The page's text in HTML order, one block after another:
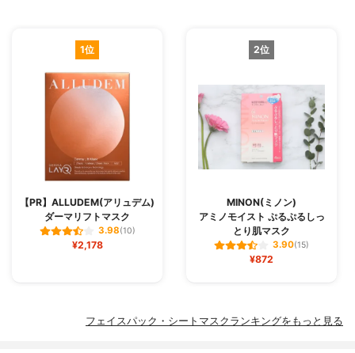
1位
【PR】ALLUDEM(アリュデム)
ダーマリフトマスク
3.98(10)
¥2,178
2位
MINON(ミノン)
アミノモイスト ぷるぷるしっ
とり肌マスク
3.90(15)
¥872
フェイスパック・シートマスクランキングをもっと見る